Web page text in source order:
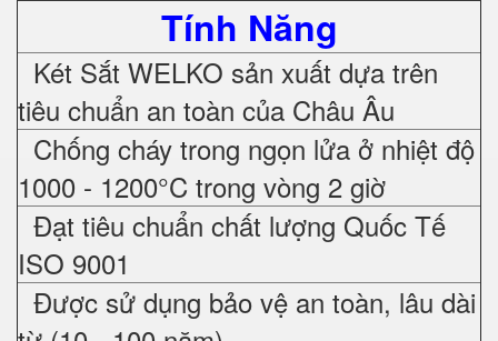
Tính Năng
Két Sắt WELKO sản xuất dựa trên
tiêu chuẩn an toàn của Châu Âu
Chống cháy trong ngọn lửa ở nhiệt độ
1000 - 1200°C trong vòng 2 giờ
Đạt tiêu chuẩn chất lượng Quốc Tế
ISO 9001
Được sử dụng bảo vệ an toàn, lâu dài